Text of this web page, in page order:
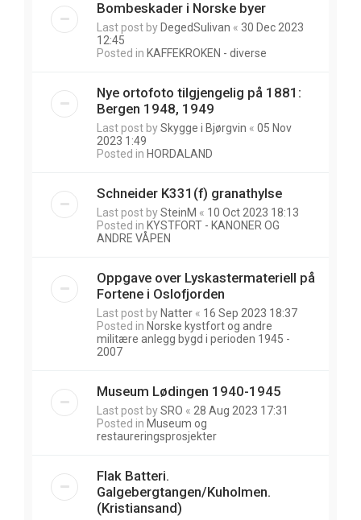
Bombeskader i Norske byer
Last post by DegedSulivan « 30 Dec 2023
12:45
Posted in KAFFEKROKEN - diverse
Nye ortofoto tilgjengelig på 1881:
Bergen 1948, 1949
Last post bySkygge i Bjørgvin « 05 Nov
2023 1:49
Posted in HORDALAND
Schneider K331(f) granathylse
Last post bySteinM « 10 Oct 2023 18:13
Posted in KYSTFORT - KANONER OG
ANDRE VÅPEN
Oppgave over Lyskastermateriell på
Fortene i Oslofjorden
Last post by Natter « 16 Sep 2023 18:37
Posted in Norske kystfort og andre
militære anlegg bygd i perioden 1945 -
2007
Museum Lødingen 1940-1945
Last post bySRO « 28 Aug 2023 17:31
Posted in Museum og
restaureringsprosjekter
Flak Batteri.
Galgebergtangen/Kuholmen.
(Kristiansand)